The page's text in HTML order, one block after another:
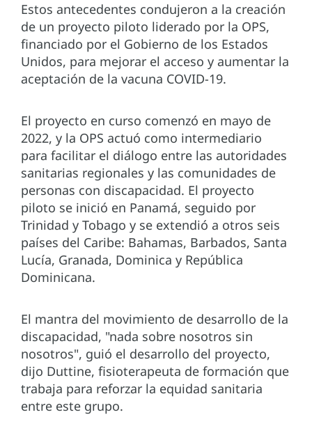
Estos antecedentes condujeron a la creación
de un proyecto piloto liderado por la OPS,
financiado por el Gobierno de los Estados
Unidos, para mejorar el acceso y aumentar la
aceptación de la vacuna COVID-19.
El proyecto en curso comenzó en mayo de
2022, y la OPS actuó como intermediario
para facilitar el diálogo entre las autoridades
sanitarias regionales y las comunidades de
personas con discapacidad. El proyecto
piloto se inició en Panamá, seguido por
Trinidad y Tobago y se extendió a otros seis
países del Caribe: Bahamas, Barbados, Santa
Lucía, Granada, Dominica y República
Dominicana.
El mantra del movimiento de desarrollo de la
discapacidad, "nada sobre nosotros sin
nosotros", guió el desarrollo del proyecto,
dijo Duttine, fisioterapeuta de formación que
trabaja para reforzar la equidad sanitaria
entre este grupo.